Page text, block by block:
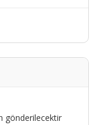
gönderilecektir